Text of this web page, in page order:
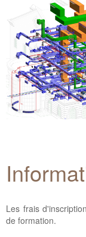
Les frais
de formation.